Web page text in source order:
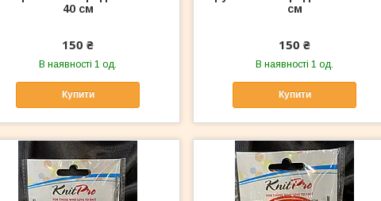
40 см
150 ₴
В наявності 1 од.
Купити
см
150 ₴
В наявності 1 од.
Купити